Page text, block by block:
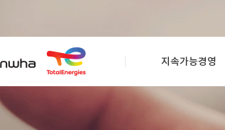
지속가능경영